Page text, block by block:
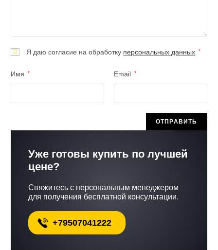
Я даю согласие на обработку персональных данных *
Имя * Email *
Уже готовы купить по лучшей
цене?
Свяжитесь с персональным менеджером
для получения бесплатной консультации.
+79507041222